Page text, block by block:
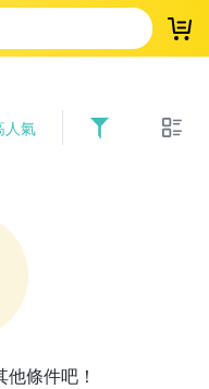
登
人氣
條件吧！